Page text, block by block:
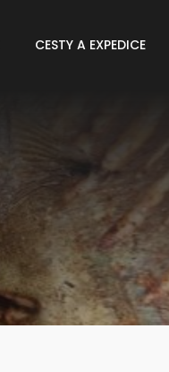
CESTY A EXPEDICE